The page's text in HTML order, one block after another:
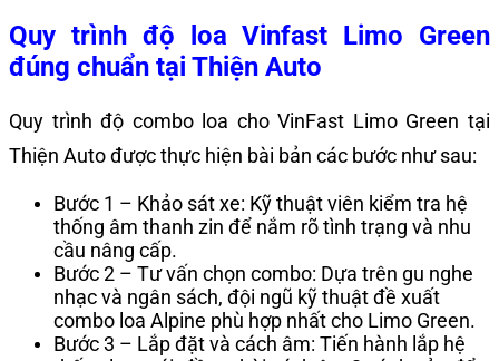
Quy trình độ loa Vinfast Limo Green
đúng chuẩn tại Thiện Auto
Quy trình độ combo loa cho VinFast Limo Green tại
Thiện Auto được thực hiện bài bản các bước như sau:
Bước 1 – Khảo sát xe: Kỹ thuật viên kiểm tra hệ
thống âm thanh zin để nắm rõ tình trạng và nhu
cầu nâng cấp.
Bước 2 – Tư vấn chọn combo: Dựa trên gu nghe
nhạc và ngân sách, đội ngũ kỹ thuật đề xuất
combo loa Alpine phù hợp nhất cho Limo Green.
Bước 3 – Lắp đặt và cách âm: Tiến hành lắp hệ